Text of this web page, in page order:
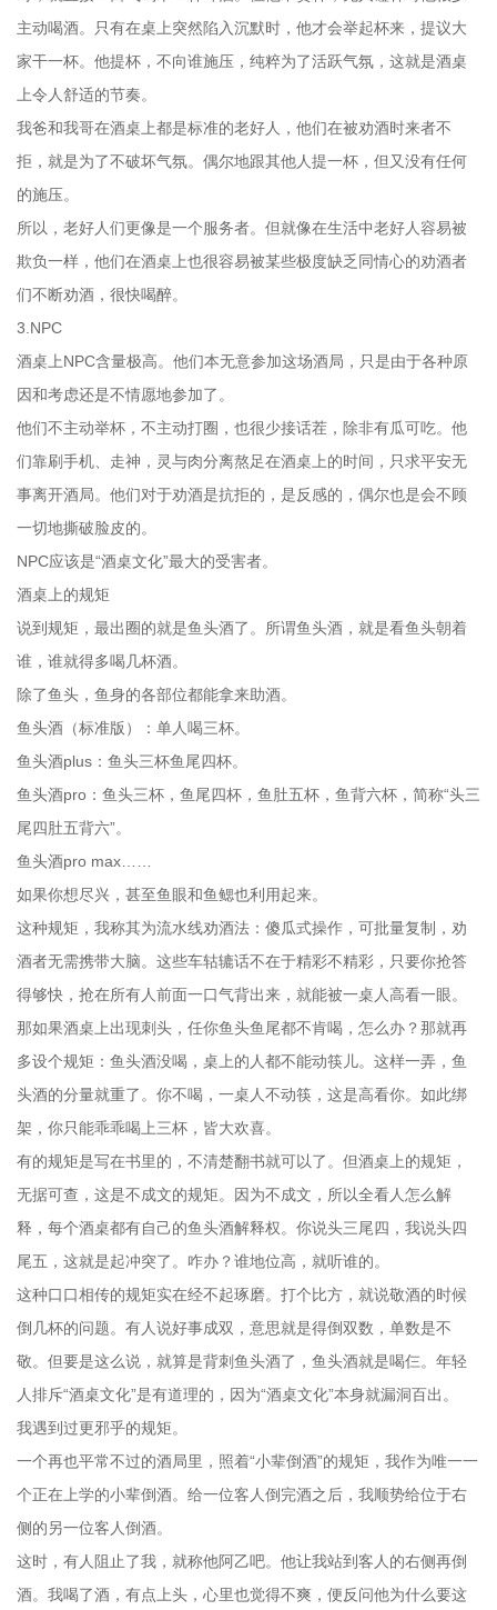
主动喝酒。只有在桌上突然陷入沉默时，他才会举起杯来，提议大
家干一杯。他提杯，不向谁施压，纯粹为了活跃气氛，这就是酒桌
上令人舒适的节奏。
我爸和我哥在酒桌上都是标准的老好人，他们在被劝酒时来者不
拒，就是为了不破坏气氛。偶尔地跟其他人提一杯，但又没有任何
的施压。
所以，老好人们更像是一个服务者。但就像在生活中老好人容易被
欺负一样，他们在酒桌上也很容易被某些极度缺乏同情心的劝酒者
们不断劝酒，很快喝醉。
3.NPC
酒桌上NPC含量极高。他们本无意参加这场酒局，只是由于各种原
因和考虑还是不情愿地参加了。
他们不主动举杯，不主动打圈，也很少接话茬，除非有瓜可吃。他
们靠刷手机、走神，灵与肉分离熬足在酒桌上的时间，只求平安无
事离开酒局。他们对于劝酒是抗拒的，是反感的，偶尔也是会不顾
一切地撕破脸皮的。
NPC应该是“酒桌文化”最大的受害者。
酒桌上的规矩
说到规矩，最出圈的就是鱼头酒了。所谓鱼头酒，就是看鱼头朝着
谁，谁就得多喝几杯酒。
除了鱼头，鱼身的各部位都能拿来助酒。
鱼头酒（标准版）：单人喝三杯。
鱼头酒plus：鱼头三杯鱼尾四杯。
鱼头酒pro：鱼头三杯，鱼尾四杯，鱼肚五杯，鱼背六杯，简称“头三
尾四肚五背六”。
鱼头酒pro max……
如果你想尽兴，甚至鱼眼和鱼鳃也利用起来。
这种规矩，我称其为流水线劝酒法：傻瓜式操作，可批量复制，劝
酒者无需携带大脑。这些车轱辘话不在于精彩不精彩，只要你抢答
得够快，抢在所有人前面一口气背出来，就能被一桌人高看一眼。
那如果酒桌上出现刺头，任你鱼头鱼尾都不肯喝，怎么办？那就再
多设个规矩：鱼头酒没喝，桌上的人都不能动筷儿。这样一弄，鱼
头酒的分量就重了。你不喝，一桌人不动筷，这是高看你。如此绑
架，你只能乖乖喝上三杯，皆大欢喜。
有的规矩是写在书里的，不清楚翻书就可以了。但酒桌上的规矩，
无据可查，这是不成文的规矩。因为不成文，所以全看人怎么解
释，每个酒桌都有自己的鱼头酒解释权。你说头三尾四，我说头四
尾五，这就是起冲突了。咋办？谁地位高，就听谁的。
这种口口相传的规矩实在经不起琢磨。打个比方，就说敬酒的时候
倒几杯的问题。有人说好事成双，意思就是得倒双数，单数是不
敬。但要是这么说，就算是背刺鱼头酒了，鱼头酒就是喝仨。年轻
人排斥“酒桌文化”是有道理的，因为“酒桌文化”本身就漏洞百出。
我遇到过更邪乎的规矩。
一个再也平常不过的酒局里，照着“小辈倒酒”的规矩，我作为唯一一
个正在上学的小辈倒酒。给一位客人倒完酒之后，我顺势给位于右
侧的另一位客人倒酒。
这时，有人阻止了我，就称他阿乙吧。他让我站到客人的右侧再倒
酒。我喝了酒，有点上头，心里也觉得不爽，便反问他为什么要这